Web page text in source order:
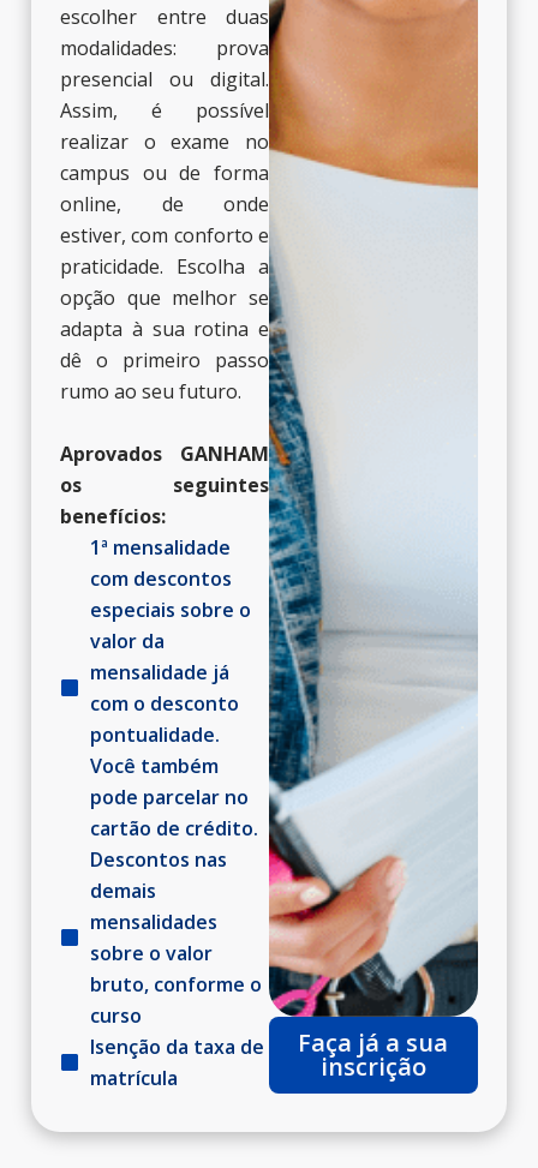
escolher entre duas
modalidades: prova
presencial ou digital.
Assim, é possível
realizar o exame no
campus ou de forma
online, de onde
estiver, com conforto e
praticidade. Escolha a
opção que melhor se
adapta à sua rotina e
dê o primeiro passo
rumo ao seu futuro.
Aprovados GANHAM
os seguintes
benefícios:​
1ª mensalidade
com descontos
especiais sobre o
valor da
mensalidade já
com o desconto
pontualidade.
Você também
pode parcelar no
cartão de crédito.​
Descontos nas
demais
mensalidades
sobre o valor
bruto, conforme o
curso​
Isenção da taxa de
matrícula
Faça já a sua
inscrição